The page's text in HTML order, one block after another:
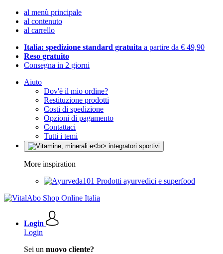
al menù principale
al contenuto
al carrello
Italia: spedizione standard gratuita a partire da € 49,90
Reso gratuito
Consegna in 2 giorni
Aiuto
Dov'è il mio ordine?
Restituzione prodotti
Costi di spedizione
Opzioni di pagamento
Contattaci
Tutti i temi
More inspiration
Prodotti ayurvedici e superfood
Login
Login
Sei un nuovo cliente?